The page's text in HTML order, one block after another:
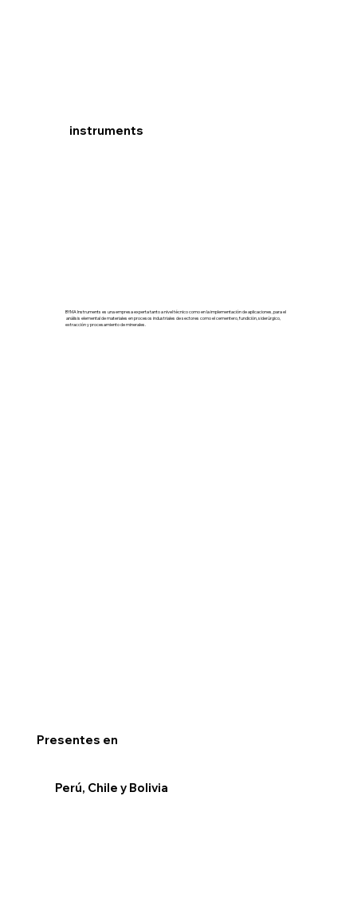
instruments
BYMA Instruments es una empresa experta tanto a nivel técnico como en la implementación de aplicaciones, para el
análisis elemental de materiales en procesos industriales de sectores como el cementero, fundición, siderúrgico,
extracción y procesamiento de minerales.
Presentes en
Perú, Chile y Bolivia